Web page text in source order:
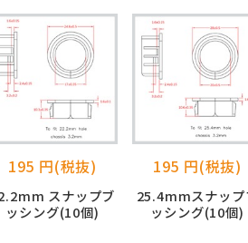
195 円(税抜)
スナップブ
ッシング(10個)
195 円(税抜)
25.4mmスナップ
ッシング(10個)